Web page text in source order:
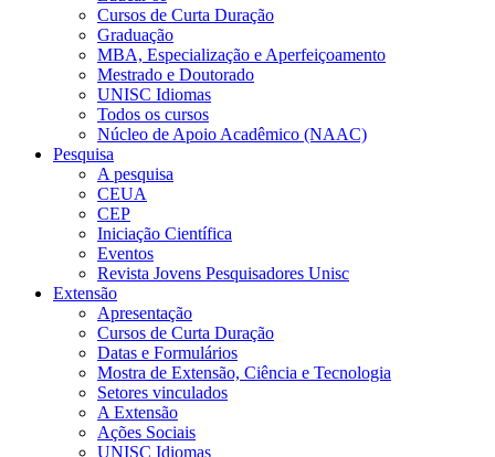
Cursos de Curta Duração
Graduação
MBA, Especialização e Aperfeiçoamento
Mestrado e Doutorado
UNISC Idiomas
Todos os cursos
Núcleo de Apoio Acadêmico (NAAC)
Pesquisa
A pesquisa
CEUA
CEP
Iniciação Científica
Eventos
Revista Jovens Pesquisadores Unisc
Extensão
Apresentação
Cursos de Curta Duração
Datas e Formulários
Mostra de Extensão, Ciência e Tecnologia
Setores vinculados
A Extensão
Ações Sociais
UNISC Idiomas